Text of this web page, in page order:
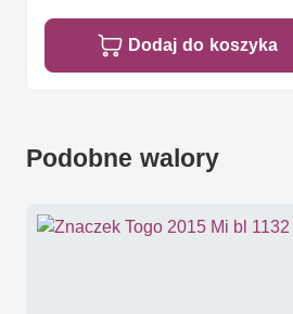
Dodaj do koszyka
Podobne walory